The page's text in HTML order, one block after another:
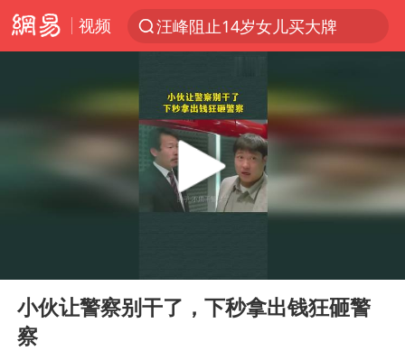
视频
汪峰阻止14岁女儿买大牌
美国将对多晶硅衍生品加征15%关税
佛山通报笔试前13被淘汰后5名进体检
女孩摆摊卖菌子时收到北大通知书
Play
小伙让警察别干了，下秒拿出钱狂砸警
察